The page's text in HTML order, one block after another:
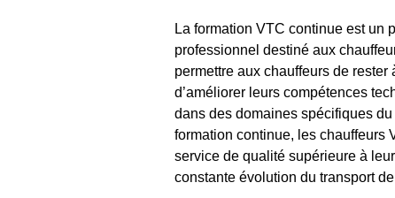
La formation VTC continue est un
professionnel destiné aux
permettre aux chauffeurs de
d’améliorer leurs compétences
dans des domaines spécifiques
formation continue, les chauffeurs
service de qualité supérieure à
constante évolution du transport